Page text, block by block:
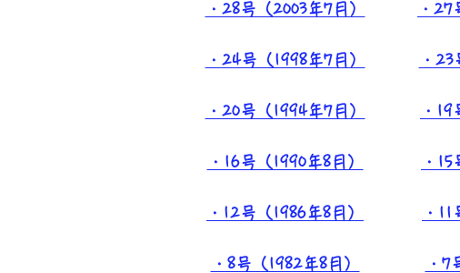
・28号（2003年7月） ・27
・24号（1998年7月） ・
・20号（1994年7月） ・
・16号（1990年8月） ・
・12号（1986年8月） ・
・8号（1982年8月） ・7